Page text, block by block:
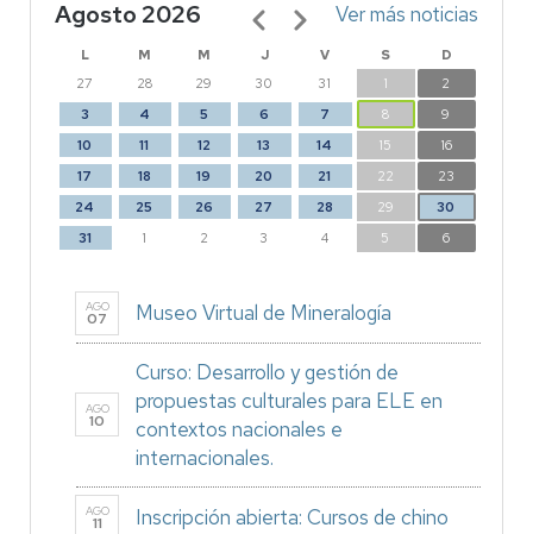
Agosto 2026
L M M J V S
D
27
28 29 30 31 1
2
3
4 5 6 7 8
9
10
11 12 13 14 15
16
17
18 19 20 21 22
23
24
25 26 27 28 29
30
31
1 2 3 4 5 6
Paginación Ver más noticias
AGO
07 Museo Virtual de Mineralogía
AGO
10
Curso: Desarrollo y gestión de
propuestas culturales para ELE en
contextos nacionales e
internacionales.
AGO
11 Inscripción abierta: Cursos de chino